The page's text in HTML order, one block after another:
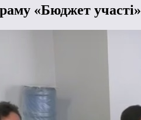
«Бюджет участі»